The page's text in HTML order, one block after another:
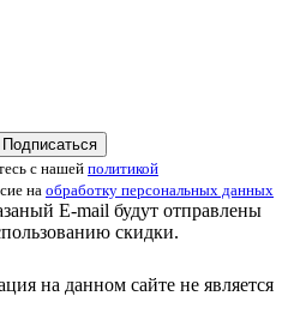
с нашей политикой
на обработку персональных данных
E-mail будут отправлены
скидки.
на данном сайте не является